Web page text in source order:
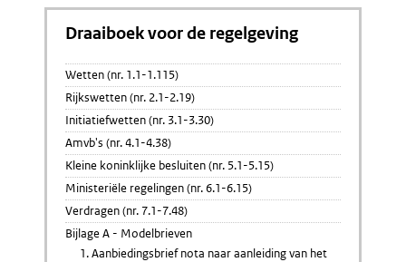
Draaiboek voor de regelgeving
Wetten (nr. 1.1-1.115)
Rijkswetten (nr. 2.1-2.19)
Initiatiefwetten (nr. 3.1-3.30)
Amvb's (nr. 4.1-4.38)
Kleine koninklijke besluiten (nr. 5.1-5.15)
Ministeriële regelingen (nr. 6.1-6.15)
Verdragen (nr. 7.1-7.48)
Bijlage A - Modelbrieven
1. Aanbiedingsbrief nota naar aanleiding van het